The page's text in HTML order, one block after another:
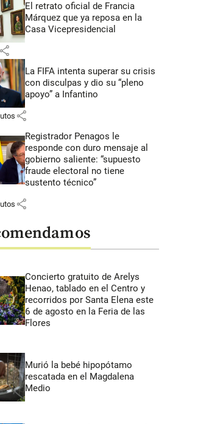
El retrato oficial de Francia
Márquez que ya reposa en la
Casa Vicepresidencial
share
La FIFA intenta superar su crisis
con disculpas y dio su “pleno
apoyo” a Infantino
share
Registrador Penagos le
responde con duro mensaje al
gobierno saliente: “supuesto
fraude electoral no tiene
sustento técnico”
share
Concierto gratuito de Arelys
Henao, tablado en el Centro y
recorridos por Santa Elena este
6 de agosto en la Feria de las
Flores
Murió la bebé hipopótamo
rescatada en el Magdalena
Medio